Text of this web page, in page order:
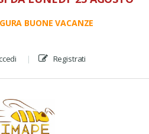
BUONE VACANZE
Registrati